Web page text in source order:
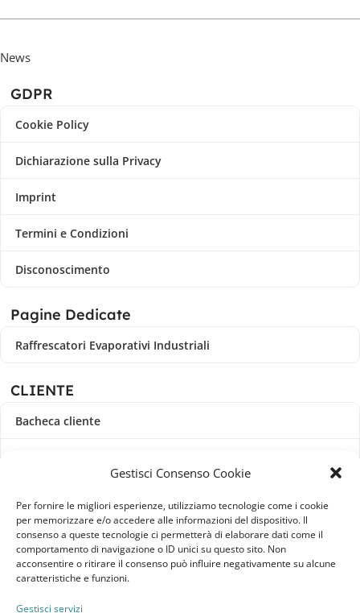
Gestisci Consenso Cookie
Per fornire le migliori esperienze, utilizziamo tecnologie come i cookie
per memorizzare e/o accedere alle informazioni del dispositivo. Il
consenso a queste tecnologie ci permetterà di elaborare dati come il
comportamento di navigazione o ID unici su questo sito. Non
acconsentire o ritirare il consenso può influire negativamente su alcune
caratteristiche e funzioni.
Gestisci servizi
News
GDPR
Cookie Policy
Dichiarazione sulla Privacy
Imprint
Termini e Condizioni
Disconoscimento
Pagine Dedicate
Raffrescatori Evaporativi Industriali
CLIENTE
Bacheca cliente
Indirizzi
Metodi di pagamento
Dettagli account